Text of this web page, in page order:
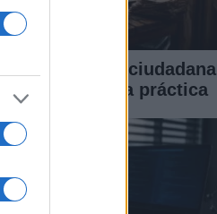
en ciencia ciudadana
el barrio: guía práctica